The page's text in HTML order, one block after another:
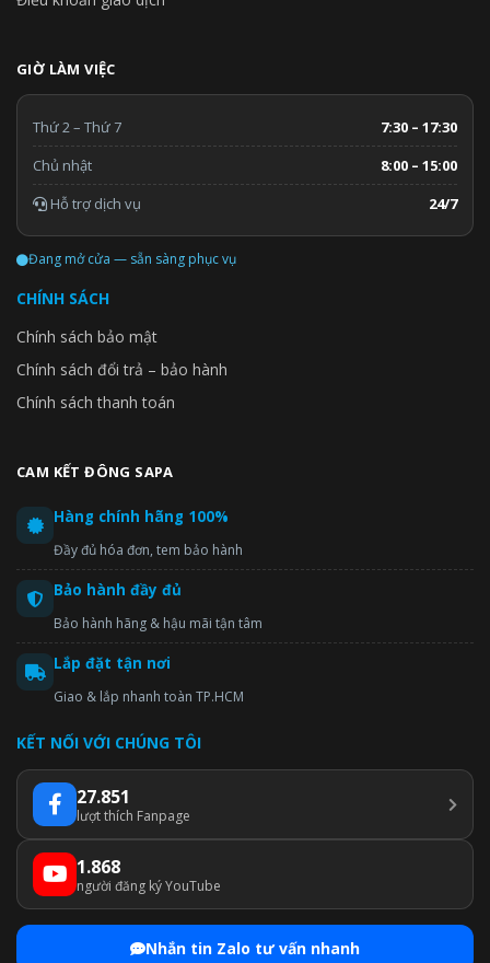
GIỜ LÀM VIỆC
Thứ 2 – Thứ 7
7:30 – 17:30
Chủ nhật
8:00 – 15:00
Hỗ trợ dịch vụ
24/7
Đang mở cửa — sẵn sàng phục vụ
CHÍNH SÁCH
Chính sách bảo mật
Chính sách đổi trả – bảo hành
Chính sách thanh toán
CAM KẾT ĐÔNG SAPA
Hàng chính hãng 100%
Đầy đủ hóa đơn, tem bảo hành
Bảo hành đầy đủ
Bảo hành hãng & hậu mãi tận tâm
Lắp đặt tận nơi
Giao & lắp nhanh toàn TP.HCM
KẾT NỐI VỚI CHÚNG TÔI
27.851
lượt thích Fanpage
1.868
người đăng ký YouTube
Nhắn tin Zalo tư vấn nhanh